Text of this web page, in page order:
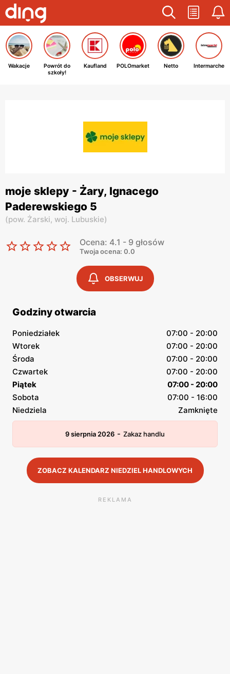
Wakacje
Powrót do
szkoły!
Kaufland POLOmarket Netto Intermarche
moje sklepy - Żary, Ignacego
Paderewskiego 5
(pow. Żarski, woj. Lubuskie)
Ocena: 4.1 - 9 głosów
Twoja ocena: 0.0
OBSERWUJ
Godziny otwarcia
Poniedziałek
07:00 - 20:00
Wtorek
07:00 - 20:00
Środa
07:00 - 20:00
Czwartek
07:00 - 20:00
Piątek
07:00 - 20:00
Sobota
07:00 - 16:00
Niedziela
Zamknięte
9 sierpnia 2026 - Zakaz handlu
ZOBACZ KALENDARZ NIEDZIEL HANDLOWYCH
REKLAMA